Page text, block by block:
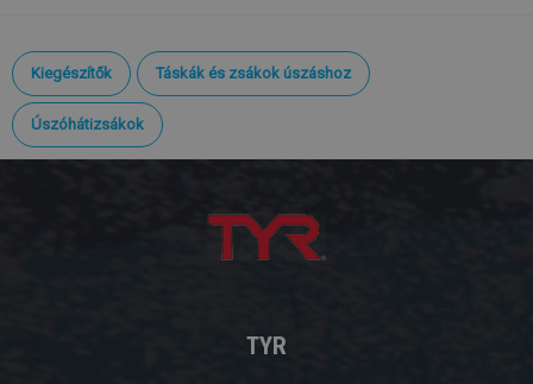
Kiegészítők Táskák és zsákok úszáshoz
Úszóhátizsákok
TYR